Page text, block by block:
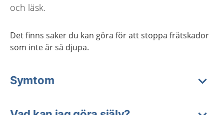
och läsk.
Det finns saker du kan göra för att stoppa frätskador
som inte är så djupa.
Symtom